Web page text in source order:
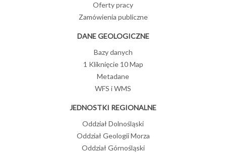
Oferty pracy
Zamówienia publiczne
DANE GEOLOGICZNE
Bazy danych
1 Kliknięcie 10 Map
Metadane
WFS i WMS
JEDNOSTKI REGIONALNE
Oddział Dolnośląski
Oddział Geologii Morza
Oddział Górnośląski